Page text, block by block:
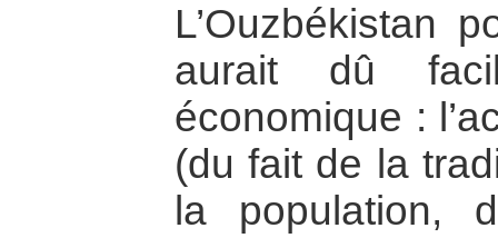
L’Ouzbékistan
aurait dû
économique :
(du fait de la
la population,